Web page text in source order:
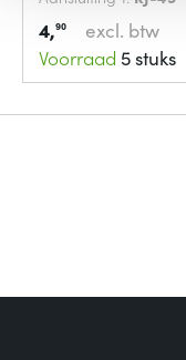
4,90
excl. btw
Voorraad 5 stuks